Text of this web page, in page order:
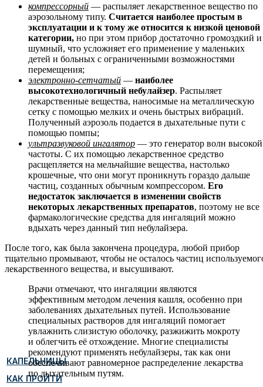
КАПЕЛЬНИЦЫ
КАК ПРОЙТИ
компрессорный — распыляет лекарственное вещество по
аэрозольному типу. Считается наиболее простым в
эксплуатации и к тому же относится к низкой ценовой
категории, но при этом прибор достаточно громоздкий и
шумный, что усложняет его применение у маленьких
детей и больных с ограниченными возможностями
перемещения;
электронно-сетчатый — наиболее
высокотехнологичный небулайзер. Распыляет
лекарственные вещества, наносимые на металлическую
сетку с помощью мелких и очень быстрых вибраций.
Полученный аэрозоль подается в дыхательные пути с
помощью помпы;
ультразвуковой ингалятор — это генератор волн высокой
частоты. С их помощью лекарственное средство
расщепляется на мельчайшие вещества, настолько
крошечные, что они могут проникнуть гораздо дальше
частиц, созданных обычным компрессором. Его
недостаток заключается в изменении свойств
некоторых лекарственных препаратов, поэтому не все
фармакологические средства для ингаляций можно
вдыхать через данный тип небулайзера.
После того, как была закончена процедура, любой прибор
тщательно промывают, чтобы не осталось частиц
лекарственного вещества, и высушивают.
Врачи отмечают, что ингаляции являются
эффективным методом лечения кашля, особенно при
заболеваниях дыхательных путей. Использование
специальных растворов для ингаляций помогает
увлажнить слизистую оболочку, разжижить мокроту
и облегчить её отхождение. Многие специалисты
рекомендуют применять небулайзеры, так как они
обеспечивают равномерное распределение лекарства
по дыхательным путям.